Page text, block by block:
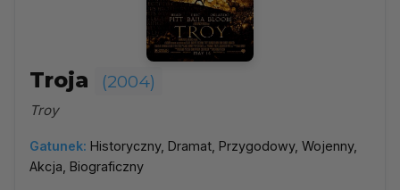
Troja (2004)
Troy
Gatunek: Historyczny, Dramat, Przygodowy, Wojenny,
Akcja, Biograficzny